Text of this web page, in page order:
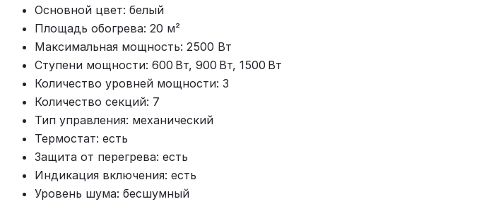
Основной цвет: белый
Площадь обогрева: 20 м²
Максимальная мощность: 2500 Вт
Ступени мощности: 600 Вт, 900 Вт, 1500 Вт
Количество уровней мощности: 3
Количество секций: 7
Тип управления: механический
Термостат: есть
Защита от перегрева: есть
Индикация включения: есть
Уровень шума: бесшумный